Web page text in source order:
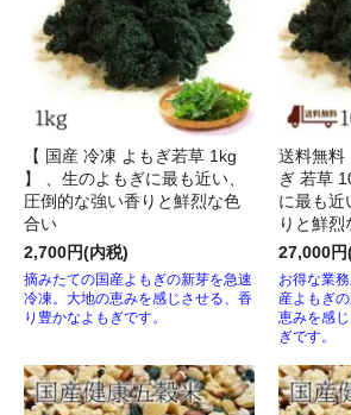
【 国産 冷凍 よもぎ若草 1kg
】 、生のよもぎに最も近い、
圧倒的な強い香りと鮮烈な色
合い
2,700円(内税)
摘みたての国産よもぎの新芽を急速
冷凍。大地の恵みを感じさせる、香
り豊かなよもぎです。
送料無料
ぎ 若草
に最も近
りと鮮
27,000円
お得な業
産よもぎ
恵みを感
ぎです。